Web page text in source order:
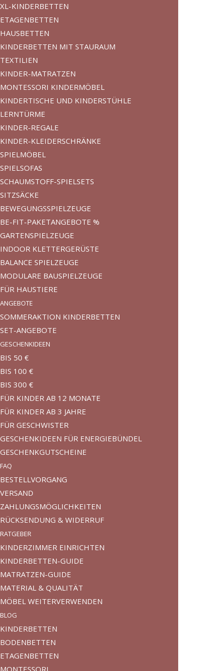
XL-KINDERBETTEN
ETAGENBETTEN
HAUSBETTEN
KINDERBETTEN MIT STAURAUM
TEXTILIEN
KINDER-MATRATZEN
MONTESSORI KINDERMÖBEL
KINDERTISCHE UND KINDERSTÜHLE
LERNTÜRME
KINDER-REGALE
KINDER-KLEIDERSCHRÄNKE
SPIELMÖBEL
SPIELSOFAS
SCHAUMSTOFF-SPIELSETS
SITZSÄCKE
BEWEGUNGSSPIELZEUGE
BE-FIT-PAKETANGEBOTE %
GARTENSPIELZEUGE
INDOOR KLETTERGERÜSTE
BALANCE SPIELZEUGE
MODULARE BAUSPIELZEUGE
FÜR HAUSTIERE
ANGEBOTE
SOMMERAKTION KINDERBETTEN
SET-ANGEBOTE
GESCHENKIDEEN
BIS 50 €
BIS 100 €
BIS 300 €
FÜR KINDER AB 12 MONATE
FÜR KINDER AB 3 JAHRE
FÜR GESCHWISTER
GESCHENKIDEEN FÜR ENERGIEBÜNDEL
GESCHENKGUTSCHEINE
FAQ
BESTELLVORGANG
VERSAND
ZAHLUNGSMÖGLICHKEITEN
RÜCKSENDUNG & WIDERRUF
RATGEBER
KINDERZIMMER EINRICHTEN
KINDERBETTEN-GUIDE
MATRATZEN-GUIDE
MATERIAL & QUALITÄT
MÖBEL WEITERVERWENDEN
BLOG
KINDERBETTEN
BODENBETTEN
ETAGENBETTEN